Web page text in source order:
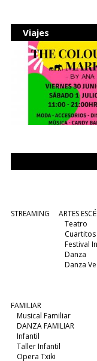
Viajes
STREAMING
ARTES
Teatro
Cuartitos
Festival
Danza
Danza
FAMILIAR
Musical Familiar
DANZA FAMILIAR
Infantil
Taller Infantil
Opera Txiki